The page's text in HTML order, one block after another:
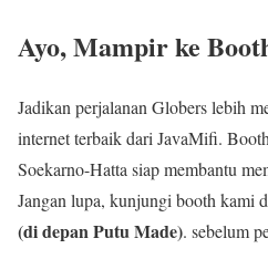
Ayo, Mampir ke
Jadikan perjalanan Globers lebih
internet terbaik dari JavaMifi.
Soekarno-Hatta siap membantu
Jangan lupa, kunjungi booth kami
(di depan Putu Made). sebelum